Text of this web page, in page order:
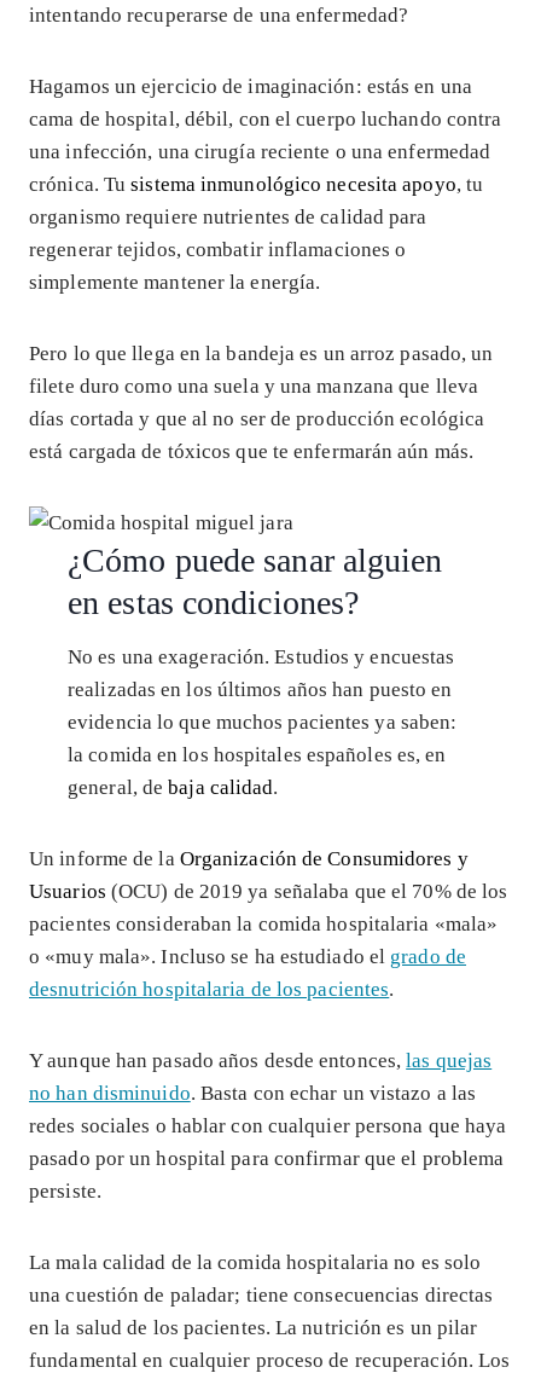
intentando recuperarse de una enfermedad?
Hagamos un ejercicio de imaginación: estás en una
cama de hospital, débil, con el cuerpo luchando contra
una infección, una cirugía reciente o una enfermedad
crónica. Tusistema inmunológico necesita apoyo, tu
organismo requiere nutrientes de calidad para
regenerar tejidos, combatir inflamaciones o
simplemente mantener la energía.
Pero lo que llega en la bandeja es un arroz pasado, un
filete duro como una suela y una manzana que lleva
días cortada y que al no ser de producción ecológica
está cargada de tóxicos que te enfermarán aún más.
¿Cómo puede sanar alguien
en estas condiciones?
No es una exageración. Estudios y encuestas
realizadas en los últimos años han puesto en
evidencia lo que muchos pacientes ya saben:
la comida en los hospitales españoles es, en
general, debaja calidad.
Un informe de la Organización de Consumidores y
Usuarios (OCU) de 2019 ya señalaba que el 70% de los
pacientes consideraban la comida hospitalaria «mala»
o «muy mala». Incluso se ha estudiado el grado de
desnutrición hospitalaria de los pacientes.
Y aunque han pasado años desde entonces,las quejas
no han disminuido. Basta con echar un vistazo a las
redes sociales o hablar con cualquier persona que haya
pasado por un hospital para confirmar que el problema
persiste.
La mala calidad de la comida hospitalaria no es solo
una cuestión de paladar; tiene consecuencias directas
en la salud de los pacientes. La nutrición es un pilar
fundamental en cualquier proceso de recuperación. Los